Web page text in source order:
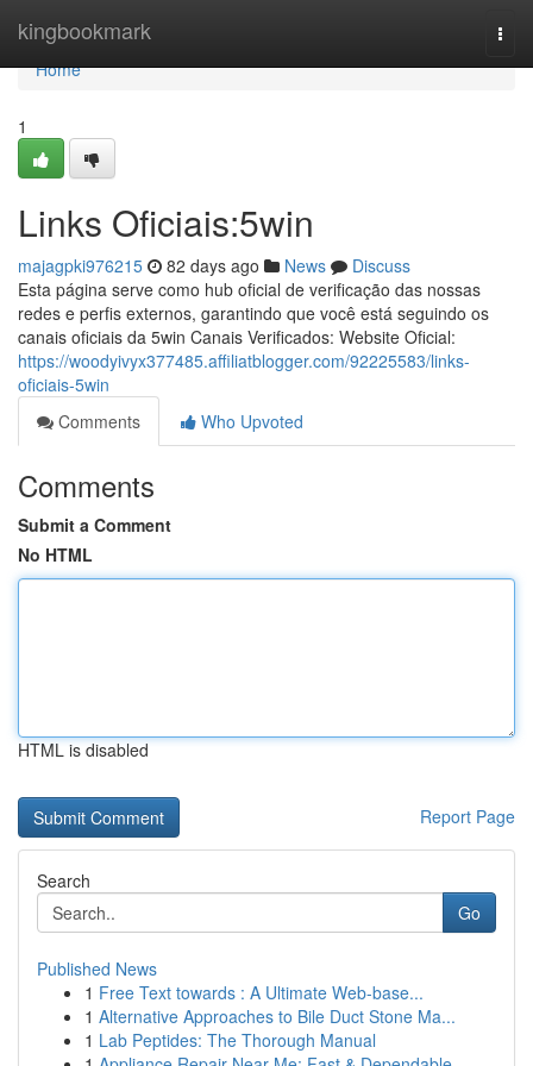
kingbookmark
Home
Home
1
Links Oficiais:5win
majagpki976215 82 days ago News
Discuss
Esta página serve como hub oficial de verificação das nossas
redes e perfis externos, garantindo que você está seguindo os
canais oficiais da 5win Canais Verificados: Website Oficial:
https://woodyivyx377485.affiliatblogger.com/92225583/links-
oficiais-5win
Comments
Who Upvoted
Comments
Submit a Comment
No HTML
HTML is disabled
Report Page
Search
Go
Published News
1 Free Text towards : A Ultimate Web-base...
1 Alternative Approaches to Bile Duct Stone Ma...
1 Lab Peptides: The Thorough Manual